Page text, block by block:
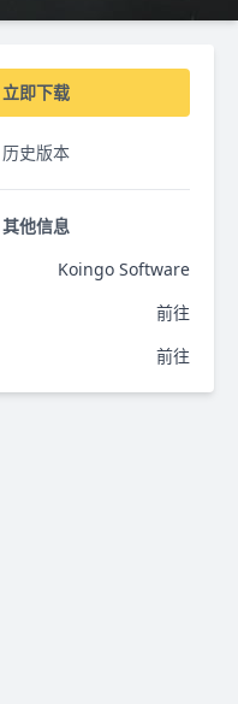
立即下载
历史版本
其他信息
Koingo Software
前往
前往